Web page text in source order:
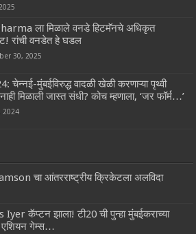
ला मिळाले वनडे हिटमॅनचे अधिकृत
रांची वनडेत हे घडल
30, 2025
चेन्नई-मुंबईविरुद्ध वादळी खेळी करणाऱ्या पृथ्वी
मिळाली जास्त संधी? कोच म्हणाला, ‘जर फॉर्म…’
2024
चा आंतरराष्ट्रीय क्रिकेटला अलविदा
Iyer कॅप्टन झाला! टी20 ची पुन्हा मुंबईकराच्या
एशियन गेम्स…